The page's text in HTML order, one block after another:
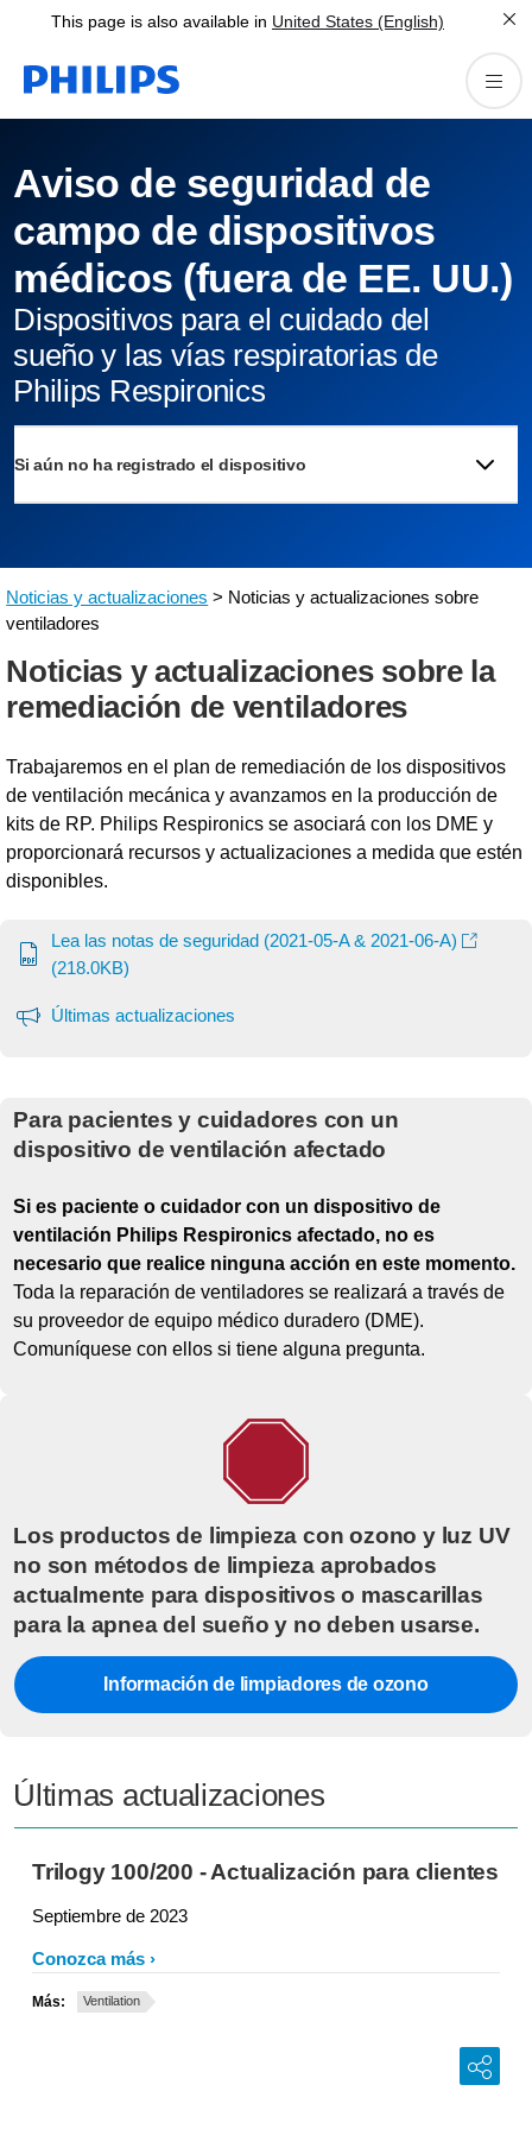
This page is also available in United States (English)
Aviso de seguridad de
campo de dispositivos
médicos (fuera de EE. UU.)
Dispositivos para el cuidado del
sueño y las vías respiratorias de
Philips Respironics
Si aún no ha registrado el dispositivo
Noticias y actualizaciones > Noticias y actualizaciones sobre
ventiladores
Noticias y actualizaciones sobre la
remediación de ventiladores
Trabajaremos en el plan de remediación de los dispositivos
de ventilación mecánica y avanzamos en la producción de
kits de RP. Philips Respironics se asociará con los DME y
proporcionará recursos y actualizaciones a medida que estén
disponibles.
Lea las notas de seguridad (2021-05-A & 2021-06-A)
(218.0KB)
Últimas actualizaciones
Para pacientes y cuidadores con un
dispositivo de ventilación afectado
Si es paciente o cuidador con un dispositivo de
ventilación Philips Respironics afectado, no es
necesario que realice ninguna acción en este momento.
Toda la reparación de ventiladores se realizará a través de
su proveedor de equipo médico duradero (DME).
Comuníquese con ellos si tiene alguna pregunta.
Los productos de limpieza con ozono y luz UV
no son métodos de limpieza aprobados
actualmente para dispositivos o mascarillas
para la apnea del sueño y no deben usarse.
Información de limpiadores de ozono
Últimas actualizaciones
Trilogy 100/200 - Actualización para clientes
Septiembre de 2023
Conozca más
Más: Ventilation